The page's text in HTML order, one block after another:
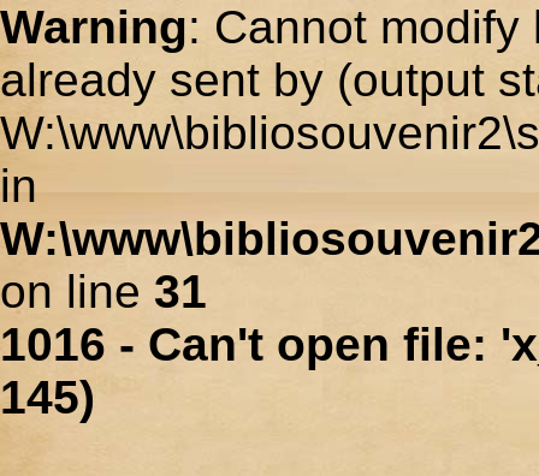
Warning: Cannot
already sent by (output
in
on line 31
1016 - Can't open file:
145)